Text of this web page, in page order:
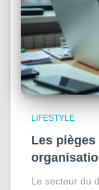
LIFESTYLE
Les
Le secteur du